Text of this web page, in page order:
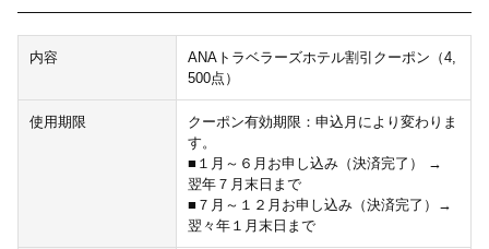
内容
ANAトラベラーズホテル割引クーポン（4,
500点）
使用期限
クーポン有効期限：申込月により変わりま
す。
■１月～６月お申し込み（決済完了） →
翌年７月末日まで
■７月～１２月お申し込み（決済完了）→
翌々年１月末日まで